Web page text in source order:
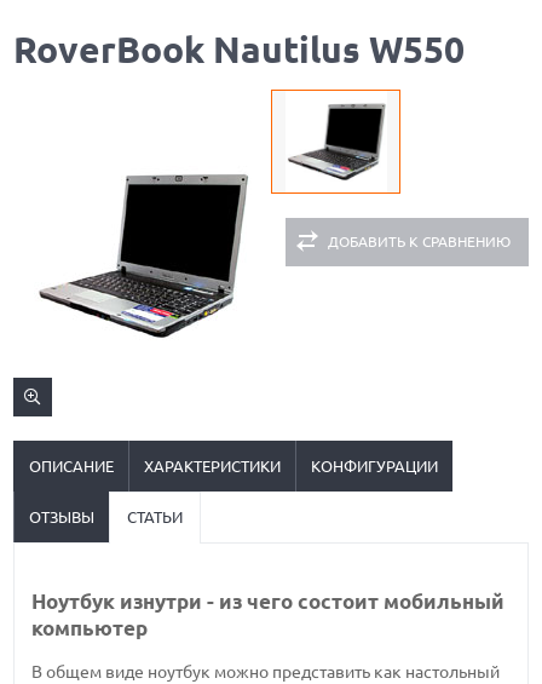
RoverBook Nautilus W550
ДОБАВИТЬ К СРАВНЕНИЮ
ОПИСАНИЕ ХАРАКТЕРИСТИКИ КОНФИГУРАЦИИ
ОТЗЫВЫ СТАТЬИ
Ноутбук изнутри - из чего состоит мобильный
компьютер
В общем виде ноутбук можно представить как настольный